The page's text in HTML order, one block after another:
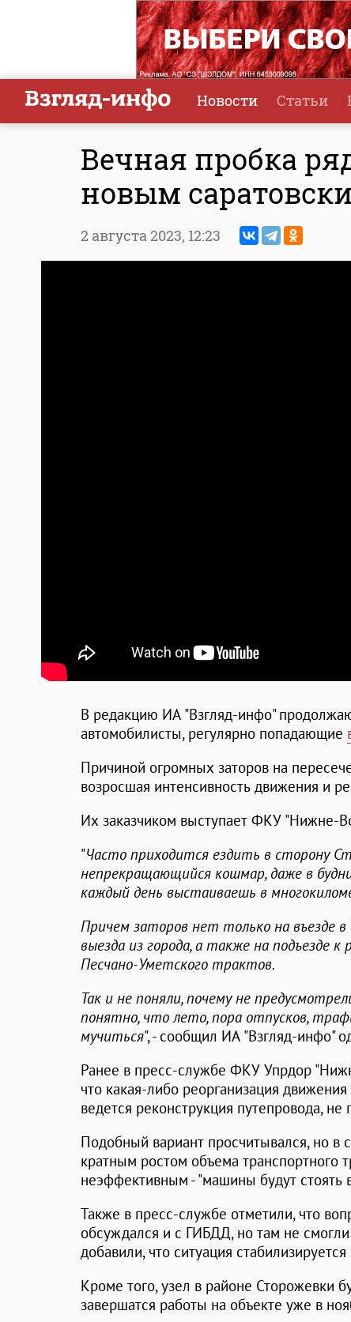
Новости Статьи
Вечная пробка
новым
2 августа 2023, 12:23
В редакцию ИА "Взгляд-инфо"
автомобилисты, регулярно попадающие
Причиной огромных заторов на
возросшая интенсивность движения и
Их заказчиком выступает ФКУ "Нижне-
"Часто приходится ездить в сторону
непрекращающийся кошмар, даже в
каждый день выстаиваешь в
Причем заторов нет только на въезде
выезда из города, а также на подъезде к
Песчано-Уметского трактов.
Так и не поняли, почему не
понятно, что лето, пора отпусков,
мучиться", - сообщил ИА "Взгляд-инфо"
Ранее в пресс-службе ФКУ Упрдор
что какая-либо реорганизация
ведется реконструкция путепровода, не
Подобный вариант просчитывался, но в
кратным ростом объема транспортного
неэффективным - "машины будут стоять
Также в пресс-службе отметили, что
обсуждался и с ГИБДД, но там не
добавили, что ситуация
Кроме того, узел в районе Сторожевки
завершатся работы на объекте уже в